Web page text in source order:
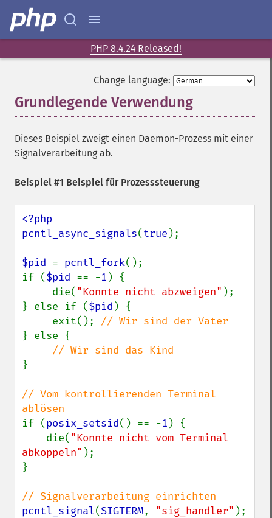
PHP 8.4.24 Released!
Change language:
Grundlegende Verwendung
Dieses Beispiel zweigt einen Daemon-Prozess mit einer
Signalverarbeitung ab.
Beispiel #1 Beispiel für Prozesssteuerung
<?php
pcntl_async_signals(true );
$pid = pcntl_fork();
if ($pid == -1 ) {
     die(
"Konnte nicht abzweigen" );
} else if ($pid ) {
     exit();
} else {
}
// Vom kontrollierenden Terminal
if (posix_setsid() == -1 ) {
    die(
"Konnte nicht vom Terminal
abkoppeln" );
}
pcntl_signal(SIGTERM, "sig_handler"